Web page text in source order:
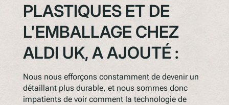
PLASTIQUES ET DE
L'EMBALLAGE CHEZ
ALDI UK, A AJOUTÉ :
Nous nous efforçons constamment de devenir un
détaillant plus durable, et nous sommes donc
impatients de voir comment la technologie de